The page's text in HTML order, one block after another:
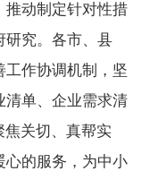
推动制定针对性措
研究。各市、县
工作协调机制，坚
清单、企业需求清
焦关切、真帮实
心的服务，为中小